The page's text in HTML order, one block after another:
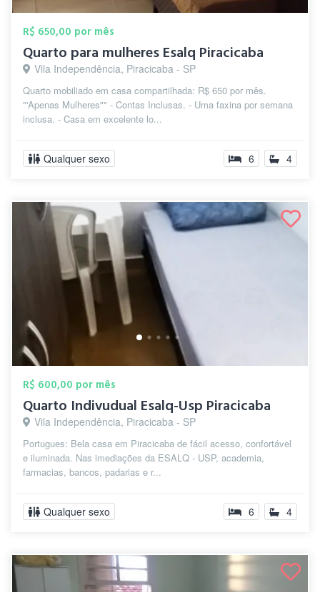
R$ 650,00 por mês
Quarto para mulheres Esalq Piracicaba
Vila Independência, Piracicaba - SP
Quarto mobiliado em casa compartilhada: R$ 650 por mês.
"'Apenas Mulheres"" - Contas Inclusas. - Uma faxina por semana
inclusa. - Casa em excelente lo...
Qualquer sexo 6 4
R$ 600,00 por mês
Quarto Indivudual Esalq-Usp Piracicaba
Vila Independência, Piracicaba - SP
Portugues: Bela casa em Piracicaba de fácil acesso, confortável
e iluminada. Nas imediações da ESALQ - USP, academia,
farmacias, bancos, padarias e r...
Qualquer sexo 6 4